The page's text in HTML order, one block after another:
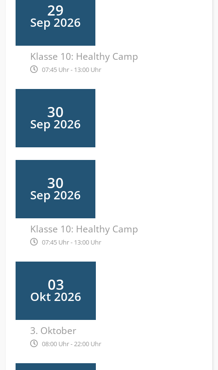
29
Sep 2026
Klasse 10: Healthy Camp
07:45 Uhr - 13:00 Uhr
30
Sep 2026
30
Sep 2026
Klasse 10: Healthy Camp
07:45 Uhr - 13:00 Uhr
03
Okt 2026
3. Oktober
08:00 Uhr - 22:00 Uhr